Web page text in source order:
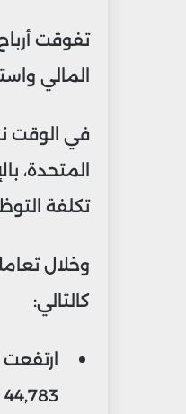
تفوقت
المالي
في الوقت
المتحدة،
تكلفة
وخلال
كالتالي:
44,783 نقطة تقريبًا.